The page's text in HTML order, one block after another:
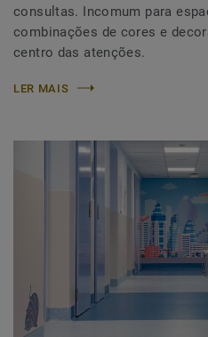
consultas. Incomum para
combinações de cores e
centro das atenções.
LER MAIS